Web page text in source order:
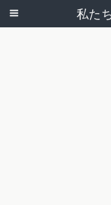
私た